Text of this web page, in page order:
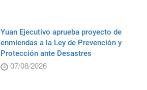
Yuan Ejecutivo aprueba proyecto de
enmiendas a la Ley de Prevención y
Protección ante Desastres
07/08/2026